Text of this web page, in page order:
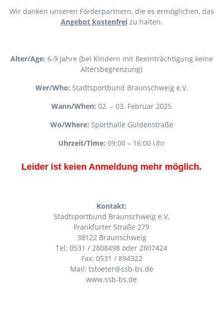
Wir danken unseren Förderpartnern, die es ermöglichen, das
Angebot kostenfreizu halten.
Alter/Age: 6-9 Jahre (bei Kindern mit Beeinträchtigung keine
Altersbegrenzung)
Wer/Who: Stadtsportbund Braunschweig e.V.
Wann/When: 02. – 03. Februar 2025
Wo/Where: Sporthalle Güldenstraße
Uhrzeit/Time: 09:00 – 16:00 Uhr
Leider ist keien Anmeldung mehr möglich.
Kontakt:
Stadtsportbund Braunschweig e.V.
Frankfurter Straße 279
38122 Braunschweig
Tel: 0531 / 2808498 oder 2807424
Fax: 0531 / 894322
Mail: tstoeter@ssb-bs.de
www.ssb-bs.de